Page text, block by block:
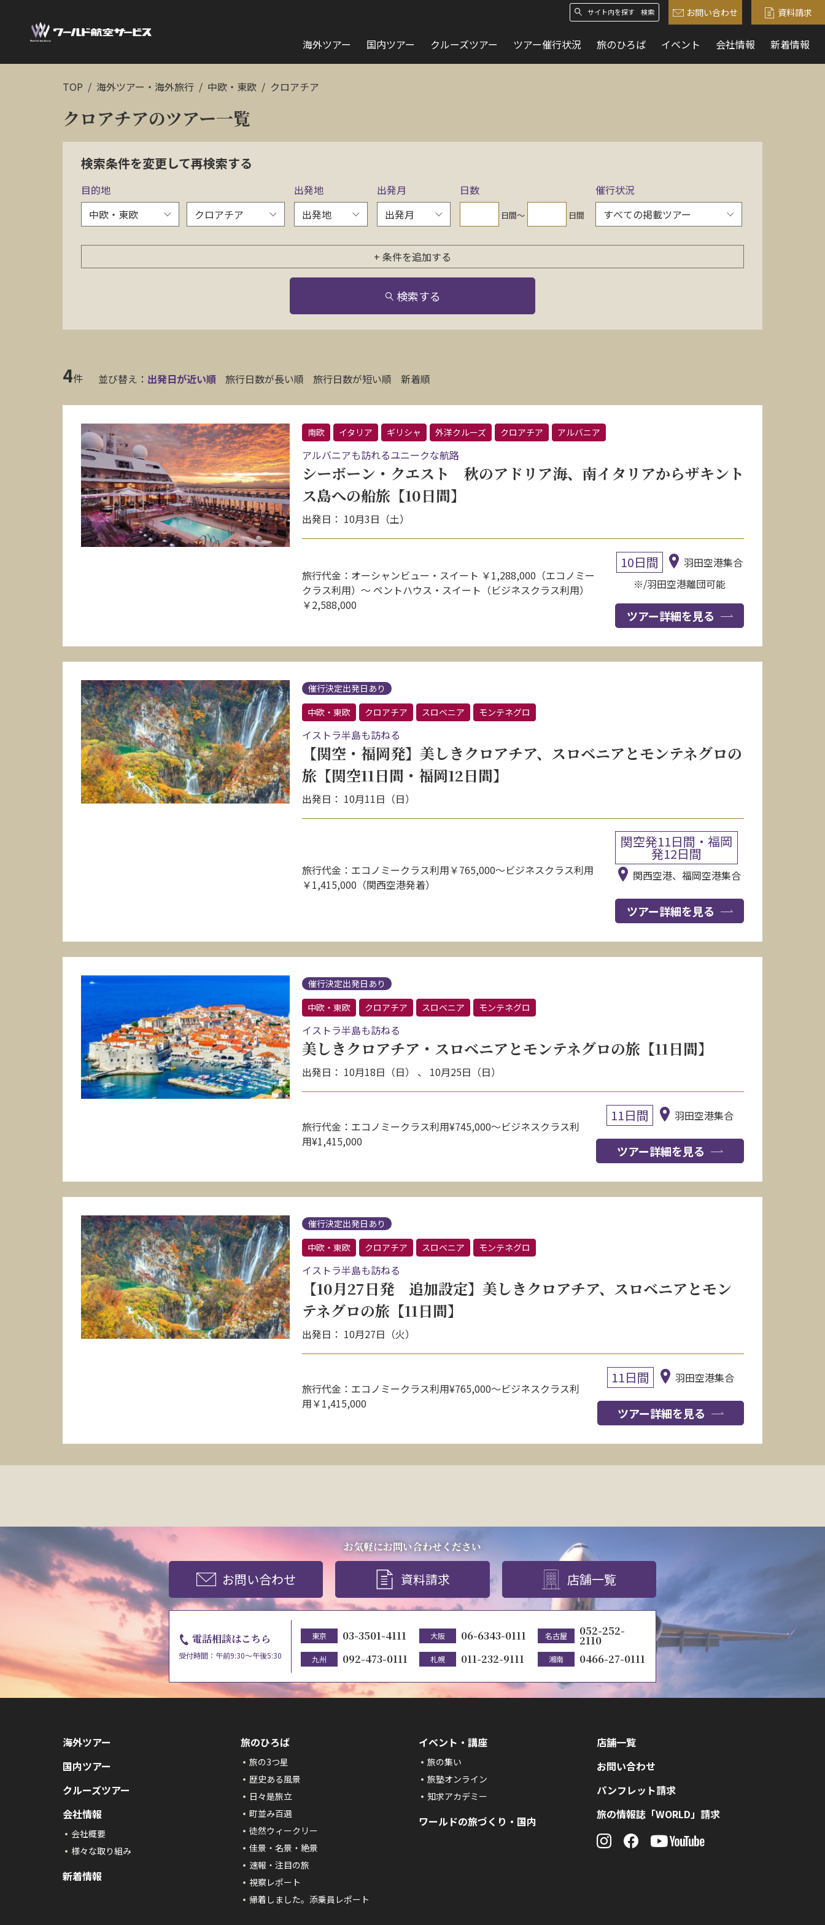
検索 お問い合わせ 資料請求
海外ツアー 国内ツアー クルーズツアー ツアー催行状況 旅のひろば イベント 会社情報 新着情報
TOP 海外ツアー・海外旅行 中欧・東欧 クロアチア
クロアチアのツアー一覧
検索条件を変更して再検索する
目的地 出発地 出発月 日数
日間〜 日間
催行状況
+ 条件を追加する
検索する
4件 並び替え： 出発日が近い順 旅行日数が長い順 旅行日数が短い順 新着順
南欧 イタリア ギリシャ 外洋クルーズ クロアチア アルバニア
アルバニアも訪れるユニークな航路
シーボーン・クエスト 秋のアドリア海、南イタリアからザキント
ス島への船旅【10日間】
出発日： 10月3日（土）
旅行代金：オーシャンビュー・スイート ￥1,288,000（エコノミー
クラス利用）～ ペントハウス・スイート（ビジネスクラス利用）
￥2,588,000
10日間
羽田空港集合
※/羽田空港離団可能
ツアー詳細を見る
催行決定出発日あり
中欧・東欧
クロアチア スロベニア モンテネグロ
イストラ半島も訪ねる
【関空・福岡発】美しきクロアチア、スロベニアとモンテネグロの
旅【関空11日間・福岡12日間】
出発日： 10月11日（日）
旅行代金：エコノミークラス利用￥765,000〜ビジネスクラス利用
￥1,415,000（関西空港発着）
関空発11日間・福岡
発12日間
関西空港、福岡空港集合
ツアー詳細を見る
催行決定出発日あり
中欧・東欧
クロアチア スロベニア モンテネグロ
イストラ半島も訪ねる
美しきクロアチア・スロベニアとモンテネグロの旅【11日間】
出発日： 10月18日（日） 、 10月25日（日）
旅行代金：エコノミークラス利用¥745,000〜ビジネスクラス利
用¥1,415,000
11日間 羽田空港集合
ツアー詳細を見る
催行決定出発日あり
中欧・東欧
クロアチア スロベニア モンテネグロ
イストラ半島も訪ねる
【10月27日発 追加設定】美しきクロアチア、スロベニアとモン
テネグロの旅【11日間】
出発日： 10月27日（火）
旅行代金：エコノミークラス利用¥765,000〜ビジネスクラス利
用￥1,415,000
11日間 羽田空港集合
ツアー詳細を見る
お気軽にお問い合わせください
お問い合わせ 資料請求 店舗一覧
電話相談はこちら
受付時間：午前9:30～午後5:30
東京 03-3501-4111 大阪 06-6343-0111 名古屋 052-252-
2110
九州 092-473-0111 札幌 011-232-9111 湘南 0466-27-0111
海外ツアー
国内ツアー
クルーズツアー
会社情報
会社概要
様々な取り組み
新着情報
旅のひろば
旅の3つ星
歴史ある風景
日々是旅立
町並み百選
徒然ウィークリー
佳景・名景・絶景
速報・注目の旅
視察レポート
帰着しました。添乗員レポート
イベント・講座
旅の集い
旅塾オンライン
知求アカデミー
ワールドの旅づくり・国内
店舗一覧
お問い合わせ
パンフレット請求
旅の情報誌「WORLD」請求